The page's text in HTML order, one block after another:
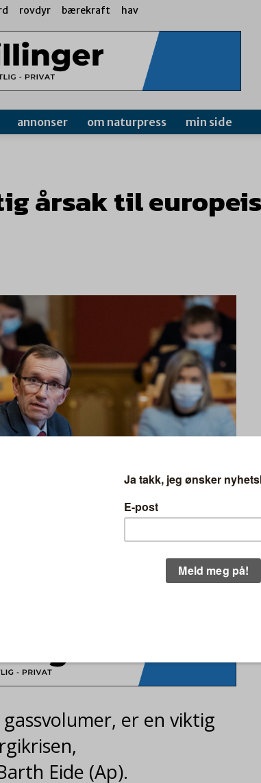
rovdyr bærekraft hav
annonser om naturpress min side
årsak til
/ CC.
er en viktig
Eide (Ap).